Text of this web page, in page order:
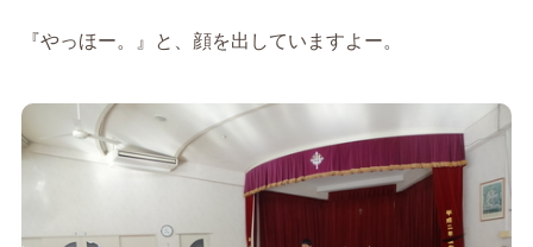
『やっほー。』と、顔を出していますよー。